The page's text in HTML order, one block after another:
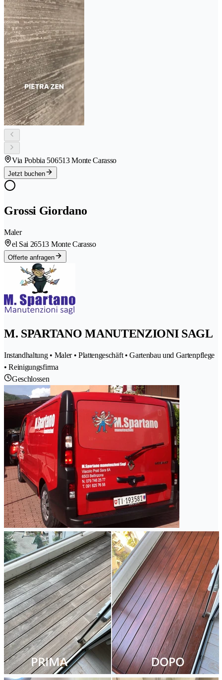
Via Pobbia 506513 Monte Carasso
Jetzt buchen
Grossi Giordano
Maler
el Sai 26513 Monte Carasso
Offerte anfragen
M. SPARTANO MANUTENZIONI SAGL
Instandhaltung • Maler • Plattengeschäft • Gartenbau und Gartenpflege
• Reinigungsfirma
Geschlossen